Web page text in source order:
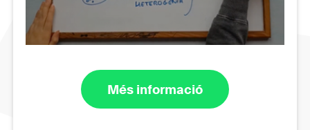
Més informació